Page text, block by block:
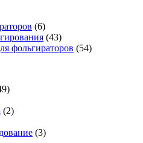
(6)
(43)
фольгираторов (54)
(2)
(3)